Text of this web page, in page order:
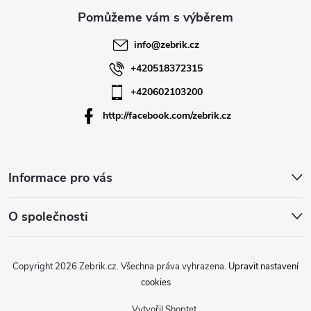
info@zebrik.cz
+420518372315
+420602103200
http://facebook.com/zebrik.cz
Informace pro vás
O společnosti
Copyright 2026 Zebrik.cz. Všechna práva vyhrazena. Upravit nastavení
cookies